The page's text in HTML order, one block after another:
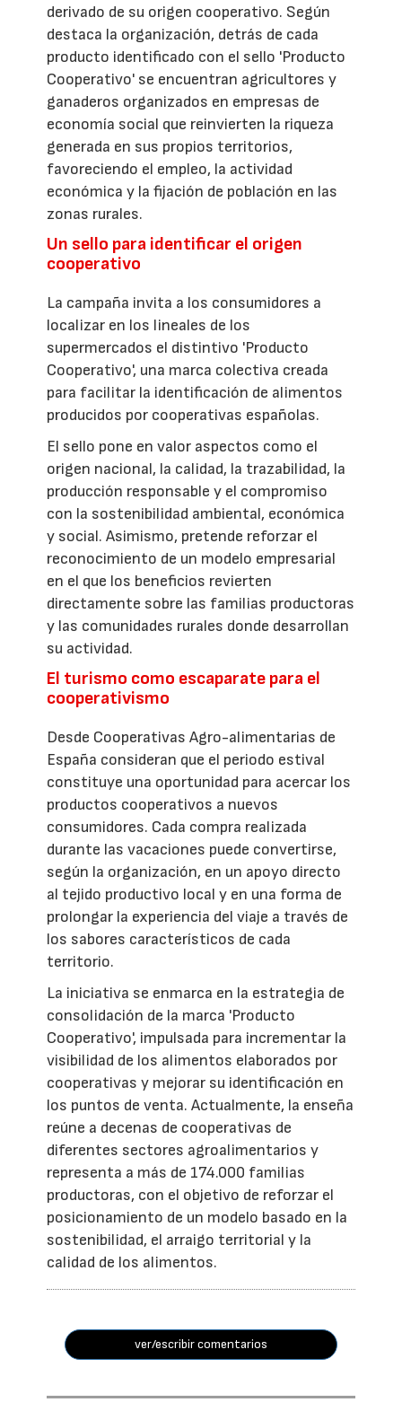
derivado de su origen cooperativo. Según
destaca la organización, detrás de cada
producto identificado con el sello 'Producto
Cooperativo' se encuentran agricultores y
ganaderos organizados en empresas de
economía social que reinvierten la riqueza
generada en sus propios territorios,
favoreciendo el empleo, la actividad
económica y la fijación de población en las
zonas rurales.
Un sello para identificar el origen
cooperativo
La campaña invita a los consumidores a
localizar en los lineales de los
supermercados el distintivo 'Producto
Cooperativo', una marca colectiva creada
para facilitar la identificación de alimentos
producidos por cooperativas españolas.
El sello pone en valor aspectos como el
origen nacional, la calidad, la trazabilidad, la
producción responsable y el compromiso
con la sostenibilidad ambiental, económica
y social. Asimismo, pretende reforzar el
reconocimiento de un modelo empresarial
en el que los beneficios revierten
directamente sobre las familias productoras
y las comunidades rurales donde desarrollan
su actividad.
El turismo como escaparate para el
cooperativismo
Desde Cooperativas Agro-alimentarias de
España consideran que el periodo estival
constituye una oportunidad para acercar los
productos cooperativos a nuevos
consumidores. Cada compra realizada
durante las vacaciones puede convertirse,
según la organización, en un apoyo directo
al tejido productivo local y en una forma de
prolongar la experiencia del viaje a través de
los sabores característicos de cada
territorio.
La iniciativa se enmarca en la estrategia de
consolidación de la marca 'Producto
Cooperativo', impulsada para incrementar la
visibilidad de los alimentos elaborados por
cooperativas y mejorar su identificación en
los puntos de venta. Actualmente, la enseña
reúne a decenas de cooperativas de
diferentes sectores agroalimentarios y
representa a más de 174.000 familias
productoras, con el objetivo de reforzar el
posicionamiento de un modelo basado en la
sostenibilidad, el arraigo territorial y la
calidad de los alimentos.
ver/escribir comentarios